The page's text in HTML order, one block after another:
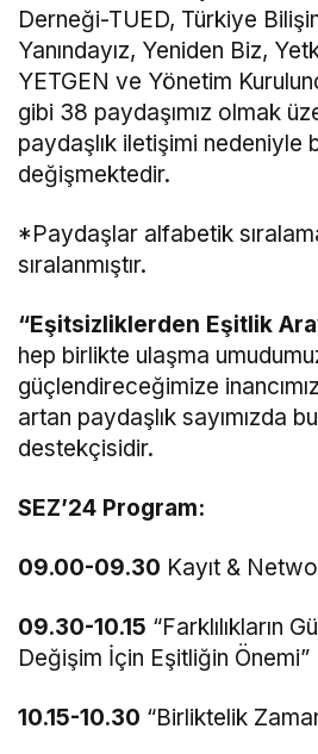
Derneği-TUED, Türkiye
Yanındayız, Yeniden Biz,
YETGEN ve Yönetim
gibi 38 paydaşımız olmak
paydaşlık iletişimi nedeniyle
değişmektedir.
*Paydaşlar alfabetik
sıralanmıştır.
“Eşitsizliklerden Eşitlik
hep birlikte ulaşma
güçlendireceğimize
artan paydaşlık sayımızda
destekçisidir.
SEZ’24 Program:
09.00-09.30 Kayıt &
09.30-10.15 “Farklılıkların
Değişim İçin Eşitliğin Önemi”
10.15-10.30 “Birliktelik